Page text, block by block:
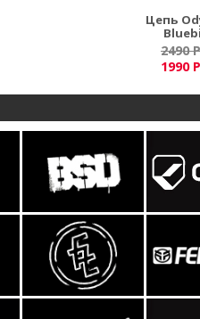
Цепь
2490
1990